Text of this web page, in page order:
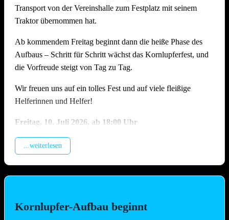
Transport von der Vereinshalle zum Festplatz mit seinem
Traktor übernommen hat.
Ab kommendem Freitag beginnt dann die heiße Phase des
Aufbaus – Schritt für Schritt wächst das Kornlupferfest, und
die Vorfreude steigt von Tag zu Tag.
Wir freuen uns auf ein tolles Fest und auf viele fleißige
Helferinnen und Helfer!
Freitag, 10. Juli 2026, ab 18:00 Uhr
Vereinshalle).
Verkabelung (Hauptaufbautag !!)
...weiterlesen
Kornlupfer-Aufbau beginnt